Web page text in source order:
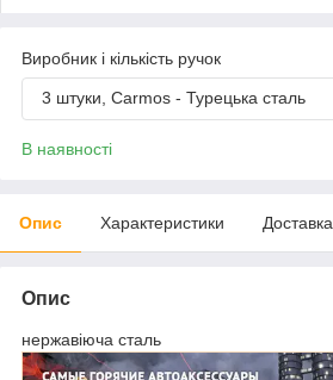
Виробник і кількість ручок
3 штуки, Carmos - Турецька сталь
В наявності
Опис Характеристики Доставка
Опис
нержавіюча сталь